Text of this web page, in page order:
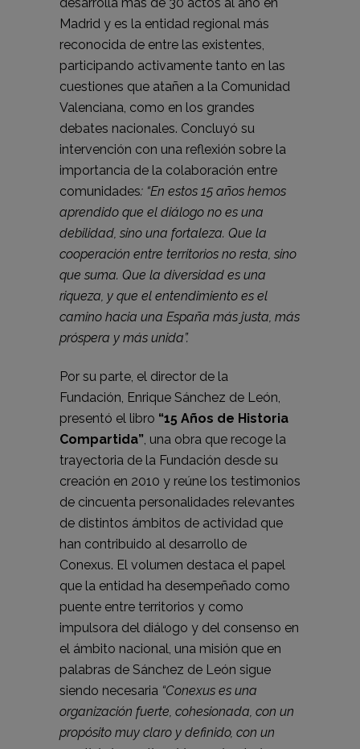
Madrid y es la entidad regional más
reconocida de entre las existentes,
participando activamente tanto en las
cuestiones que atañen a la Comunidad
Valenciana, como en los grandes
debates nacionales. Concluyó su
intervención con una reflexión sobre la
importancia de la colaboración entre
comunidades: “En estos 15 años hemos
aprendido que el diálogo no es una
debilidad, sino una fortaleza. Que la
cooperación entre territorios no resta, sino
que suma. Que la diversidad es una
riqueza, y que el entendimiento es el
camino hacia una España más justa, más
próspera y más unida”.
Por su parte, el director de la
Fundación, Enrique Sánchez de León,
presentó el libro “15 Años de Historia
Compartida” , una obra que recoge la
trayectoria de la Fundación desde su
creación en 2010 y reúne los testimonios
de cincuenta personalidades relevantes
de distintos ámbitos de actividad que
han contribuido al desarrollo de
Conexus. El volumen destaca el papel
que la entidad ha desempeñado como
puente entre territorios y como
impulsora del diálogo y del consenso en
el ámbito nacional, una misión que en
palabras de Sánchez de León sigue
siendo necesaria “Conexus es una
organización fuerte, cohesionada, con un
propósito muy claro y definido, con un